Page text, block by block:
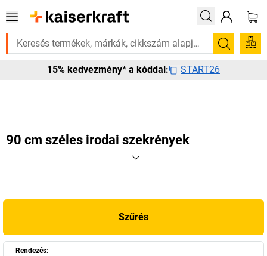
rá? Válogatott bestseller termékeinket 3–4 munkanapon belül
Keresés
15% kedvezmény* a kóddal: START26
90 cm széles irodai szekrények
Szűrés
Rendezés: